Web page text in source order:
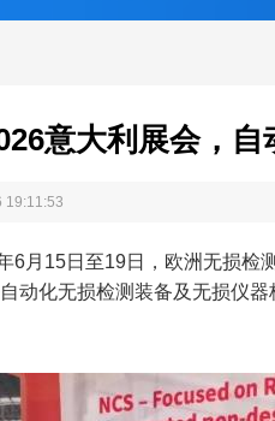
意大利展会，
19:11:53
6月15日至19日，欧洲无损检
动化无损检测装备及无损仪